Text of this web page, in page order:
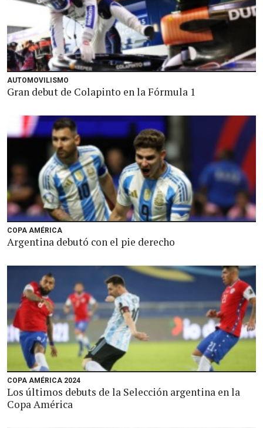
AUTOMOVILISMO
Gran debut de Colapinto en la Fórmula 1
COPA AMÉRICA
Argentina debutó con el pie derecho
COPA AMÉRICA 2024
Los últimos debuts de la Selección argentina en la
Copa América